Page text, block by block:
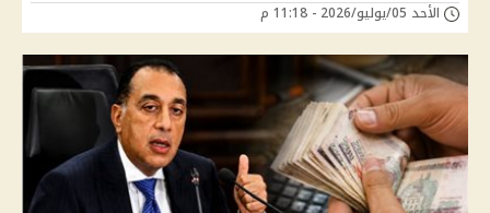
الأحد 05/يوليو/2026 - 11:18 م